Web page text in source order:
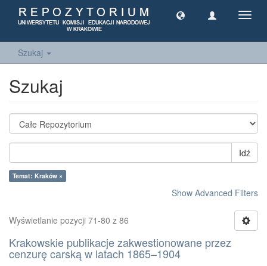
Szukaj
Szukaj
Idź
Temat: Kraków ×
Show Advanced Filters
Wyświetlanie pozycji 71-80 z 86
Krakowskie publikacje zakwestionowane przez
cenzurę carską w latach 1865–1904